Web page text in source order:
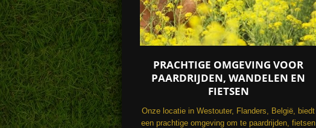
PRACHTIGE OMGEVING VOOR
PAARDRIJDEN, WANDELEN EN
FIETSEN
Onze locatie in Westouter, Flanders, België, biedt
een prachtige omgeving om te paardrijden, fietsen